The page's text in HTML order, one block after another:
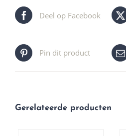
Deel op Facebook
Pin dit product
Gerelateerde producten